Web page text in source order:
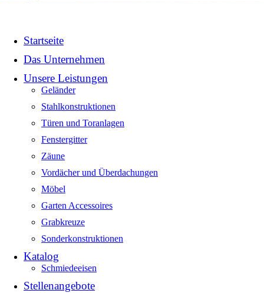
Startseite
Das Unternehmen
Unsere Leistungen
Geländer
Stahlkonstruktionen
Türen und Toranlagen
Fenstergitter
Zäune
Vordächer und Überdachungen
Möbel
Garten Accessoires
Grabkreuze
Sonderkonstruktionen
Katalog
Schmiedeeisen
Stellenangebote